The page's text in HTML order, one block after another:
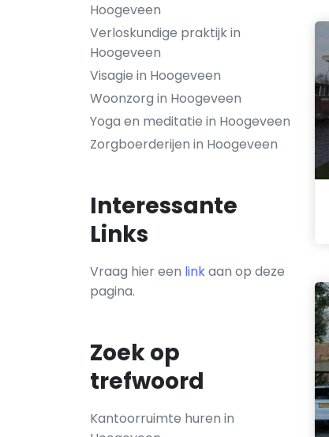
Hoogeveen
Verloskundige praktijk in
Hoogeveen
Visagie in Hoogeveen
Woonzorg in Hoogeveen
Yoga en meditatie in Hoogeveen
Zorgboerderijen in Hoogeveen
Interessante
Links
Vraag hier een linkaan op deze
pagina.
Zoek op
trefwoord
Kantoorruimte huren in